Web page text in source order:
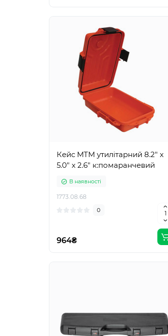
Кейс MTM утилітарний 8.2" x
5.0" x 2.6" к:помаранчевий
В наявності
1773.08.68
0
964₴